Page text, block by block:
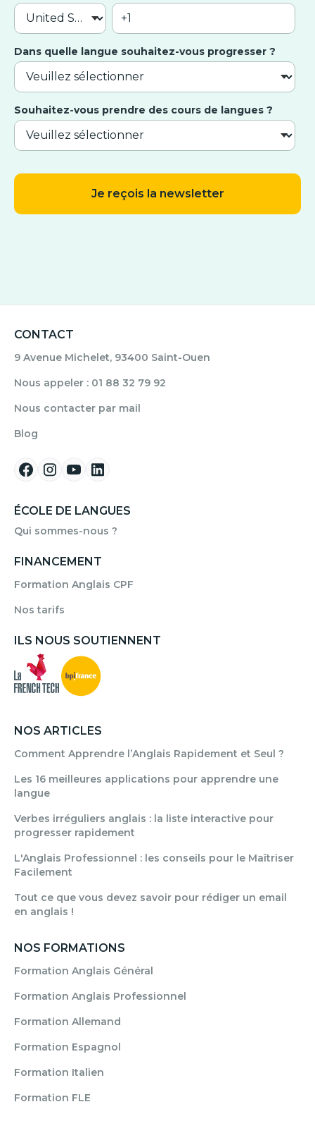
Dans quelle langue souhaitez-vous progresser ?
Souhaitez-vous prendre des cours de langues ?
CONTACT
9 Avenue Michelet, 93400 Saint-Ouen
Nous appeler : 01 88 32 79 92
Nous contacter par mail
Blog
ÉCOLE DE LANGUES
Qui sommes-nous ?
FINANCEMENT
Formation Anglais CPF
Nos tarifs
ILS NOUS SOUTIENNENT
NOS ARTICLES
Comment Apprendre l’Anglais Rapidement et Seul ?
Les 16 meilleures applications pour apprendre une
langue
Verbes irréguliers anglais : la liste interactive pour
progresser rapidement
L'Anglais Professionnel : les conseils pour le Maîtriser
Facilement
Tout ce que vous devez savoir pour rédiger un email
en anglais !
NOS FORMATIONS
Formation Anglais Général
Formation Anglais Professionnel
Formation Allemand
Formation Espagnol
Formation Italien
Formation FLE